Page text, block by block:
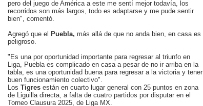
pero del juego de América a este me sentí mejor todavía, los
recorridos son más largos, todo es adaptarse y me pude sentir
bien", comentó.
Agregó que el Puebla, más allá de que no anda bien, en casa es
peligroso.
"Es una por oportunidad importante para regresar al triunfo en
Liga, Puebla es complicado en casa a pesar de no ir arriba en la
tabla, es una oportunidad buena para regresar a la victoria y tener
buen funcionamiento colectivo".
Los Tigres están en cuarto lugar general con 25 puntos en zona
de Liguilla directa, a falta de cuatro partidos por disputar en el
Torneo Clausura 2025, de Liga MX.